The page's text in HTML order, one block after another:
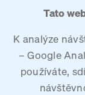
Tato
K analýze
– Google
používáte,